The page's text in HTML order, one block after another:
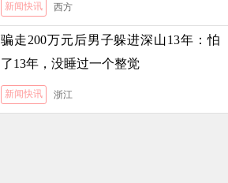
新闻快讯 西方
骗走200万元后男子躲进深山13年：怕
了13年，没睡过一个整觉
新闻快讯 浙江